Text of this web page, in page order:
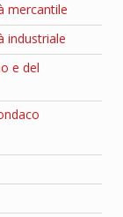
mercantile
industriale
e del